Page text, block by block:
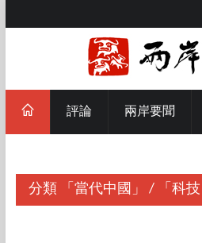
評論 兩岸要聞
分類 「當代中國」 / 「科